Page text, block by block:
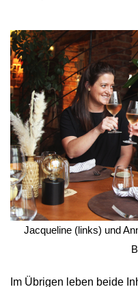
Im Übrigen leben beide